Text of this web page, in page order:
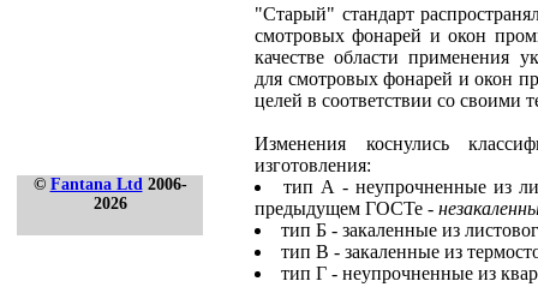
© Fantana Ltd2006-
2026
"Старый" стандарт
смотровых фонарей и окон
качестве области применения
для смотровых фонарей и окон
целей в соответствии со своими
Изменения коснулись
изготовления:
тип А - неупрочненные из
предыдущем ГОСТе -
тип Б - закаленные из
тип В - закаленные из
тип Г - неупрочненные из